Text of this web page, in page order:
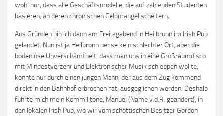
wohl nur, dass alle Geschäftsmodelle, die auf zahlenden Studenten
basieren, an deren chronischen Geldmangel scheitern.
Aus Gründen bin ich dann am Freitagabend in Heilbronn im Irish Pub
gelandet. Nun ist ja Heilbronn per se kein schlechter Ort, aber die
bodenlose Unverschämtheit, dass man uns in eine Großraumdisco
mit Mindestverzehr und Elektronischer Musik schleppen wollte,
konnte nur durch einen jungen Mann, der aus dem Zug kommend
direkt in den Bahnhof erbrochen hat, ausgeglichen werden. Deshalb
führte mich mein Kommilitone, Manuel (Name v.d.R. geändert), in
den lokalen Irish Pub, wo wir vom schottischen Besitzer Gordon